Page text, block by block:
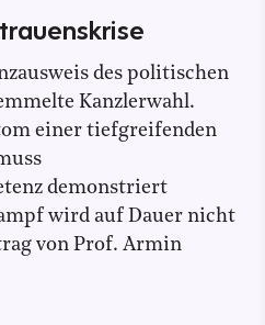
des politischen
Kanzlerwahl.
einer tiefgreifenden
demonstriert
wird auf Dauer nicht
von Prof. Armin